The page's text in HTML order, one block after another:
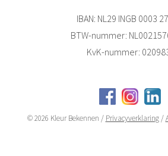
IBAN: NL29 INGB 0003
BTW-nummer:
KvK-nummer:
© 2026 Kleur Bekennen / Privacyverklaring/